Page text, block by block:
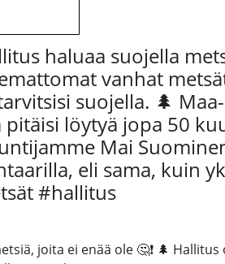
haluaa suojella
vanhat
suojella. 🌲
pitäisi löytyä jopa 50
Mai
eli sama, kuin
#hallitus
joita ei enää ole 🤔❗ 🌲